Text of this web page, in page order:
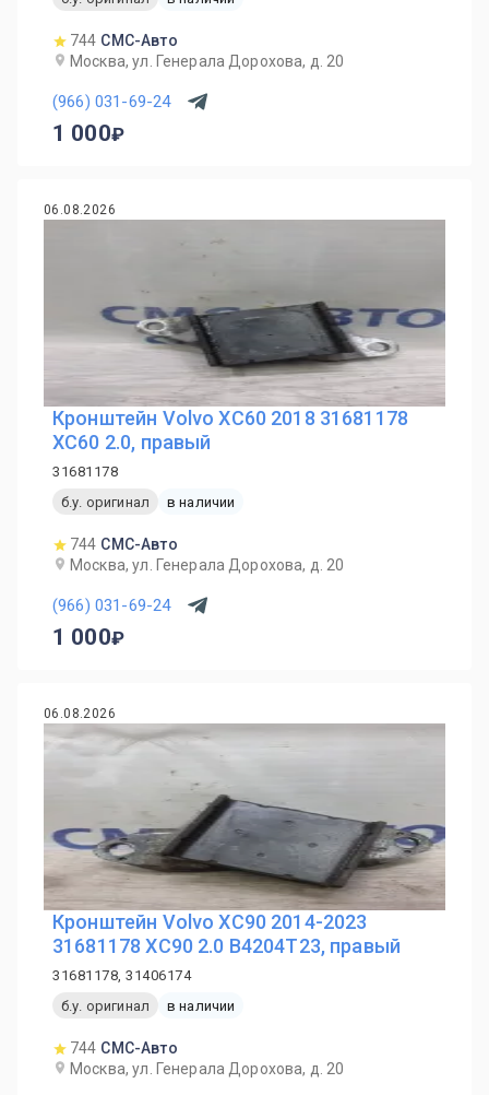
744 СМС-Авто
Москва, ул. Генерала Дорохова, д. 20
(966) 031-69-24
1 000
06.08.2026
Кронштейн Volvo XC60 2018 31681178
XC60 2.0, правый
31681178
б.у. оригинал
в наличии
744 СМС-Авто
Москва, ул. Генерала Дорохова, д. 20
(966) 031-69-24
1 000
06.08.2026
Кронштейн Volvo XC90 2014-2023
31681178 XC90 2.0 B4204T23, правый
31681178, 31406174
б.у. оригинал
в наличии
744 СМС-Авто
Москва, ул. Генерала Дорохова, д. 20